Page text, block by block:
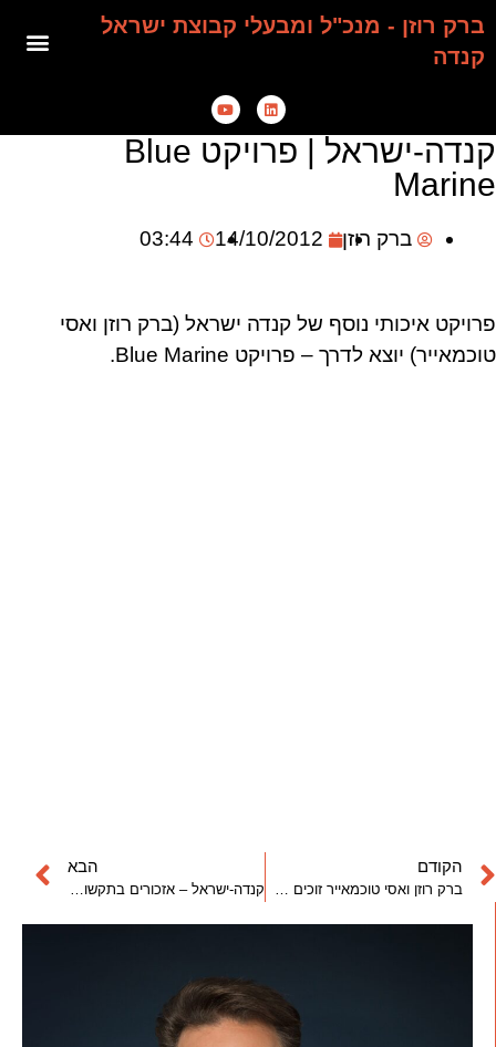
ברק רוזן - מנכ"ל ומבעלי קבוצת ישראל
קנדה
קנדה-ישראל | פרויקט Blue
Marine
ברק רוזן 14/10/2012
03:44
פרויקט איכותי נוסף של קנדה ישראל (ברק רוזן ואסי
טוכמאייר) יוצא לדרך – פרויקט Blue Marine.
הקודם הבא